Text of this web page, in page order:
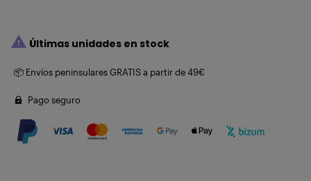
 Últimas unidades en stock
📦 Envíos peninsulares GRATIS a partir de 49€
Pago seguro